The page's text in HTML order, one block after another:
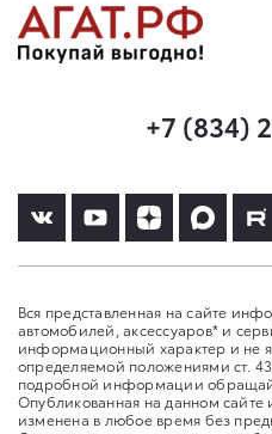
+7 (834)
Вся представленная на сайте
автомобилей, аксессуаров* и
информационный характер и не
определяемой положениями ст.
подробной информации
Опубликованная на данном
изменена в любое время без